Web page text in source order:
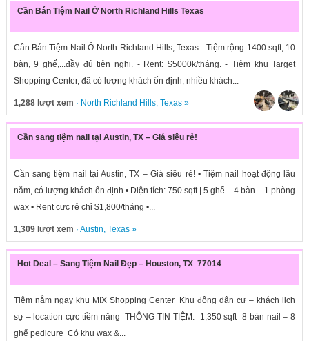
Cần Bán Tiệm Nail Ở North Richland Hills Texas
Cần Bán Tiệm Nail Ở North Richland Hills, Texas - Tiệm rộng 1400 sqft, 10
bàn, 9 ghế,...đầy đủ tiện nghi. - Rent: $5000k/tháng. - Tiệm khu Target
Shopping Center, đã có lượng khách ổn định, nhiều khách...
1,288 lượt xem · North Richland Hills, Texas»
Cần sang tiệm nail tại Austin, TX – Giá siêu rẻ!
Cần sang tiệm nail tại Austin, TX – Giá siêu rẻ! • Tiệm nail hoạt động lâu
năm, có lượng khách ổn định • Diện tích: 750 sqft | 5 ghế – 4 bàn – 1 phòng
wax • Rent cực rẻ chỉ $1,800/tháng •...
1,309 lượt xem · Austin, Texas»
Hot Deal – Sang Tiệm Nail Đẹp – Houston, TX 77014
Tiệm nằm ngay khu MIX Shopping Center Khu đông dân cư – khách lịch
sự – location cực tiềm năng THÔNG TIN TIỆM: 1,350 sqft 8 bàn nail – 8
ghế pedicure Có khu wax &...